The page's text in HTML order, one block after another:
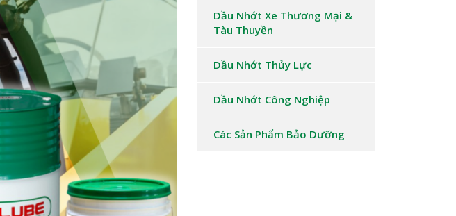
Dầu Nhớt Xe Thương Mại &
Tàu Thuyền
Dầu Nhớt Thủy Lực
Dầu Nhớt Công Nghiệp
Các Sản Phẩm Bảo Dưỡng